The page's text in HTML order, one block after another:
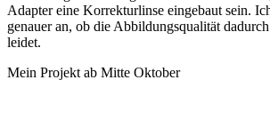
Adapter eine Korrekturlinse eingebaut sein.
genauer an, ob die Abbildungsqualität
leidet.
Mein Projekt ab Mitte Oktober